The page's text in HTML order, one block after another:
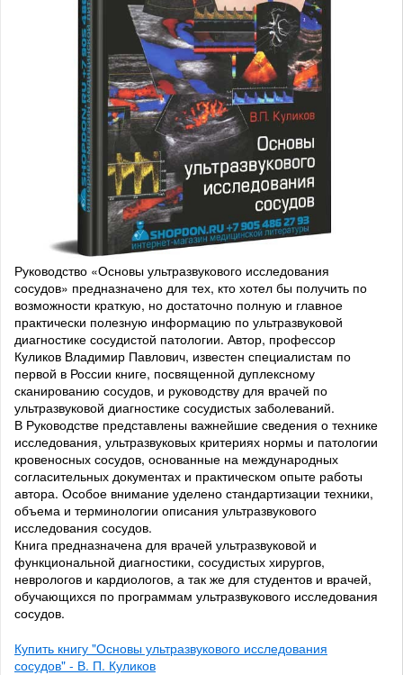
Руководство «Основы ультразвукового исследования
сосудов» предназначено для тех, кто хотел бы получить по
возможности краткую, но достаточно полную и главное
практически полезную информацию по ультразвуковой
диагностике сосудистой патологии. Автор, профессор
Куликов Владимир Павлович, известен специалистам по
первой в России книге, посвященной дуплексному
сканированию сосудов, и руководству для врачей по
ультразвуковой диагностике сосудистых заболеваний.
В Руководстве представлены важнейшие сведения о технике
исследования, ультразвуковых критериях нормы и патологии
кровеносных сосудов, основанные на международных
согласительных документах и практическом опыте работы
автора. Особое внимание уделено стандартизации техники,
объема и терминологии описания ультразвукового
исследования сосудов.
Книга предназначена для врачей ультразвуковой и
функциональной диагностики, сосудистых хирургов,
неврологов и кардиологов, а так же для студентов и врачей,
обучающихся по программам ультразвукового исследования
сосудов.
Купить книгу "Основы ультразвукового исследования
сосудов" - В. П. Куликов